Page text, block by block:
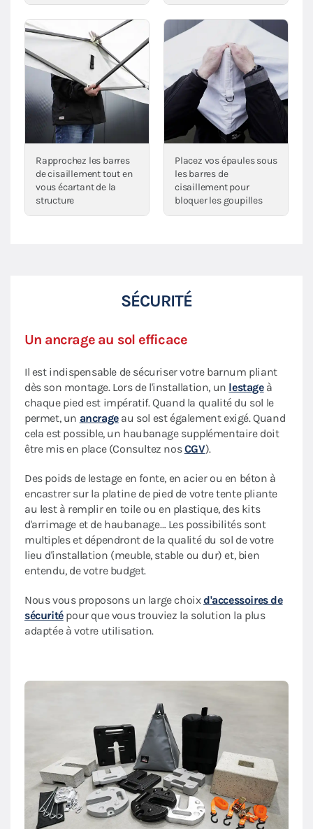
Rapprochez les barres
de cisaillement tout en
vous écartant de la
structure
Placez vos épaules sous
les barres de
cisaillement pour
bloquer les goupilles
SÉCURITÉ
Un ancrage au sol efficace
Il est indispensable de sécuriser votre barnum pliant
dès son montage. Lors de l'installation, un lestageà
chaque pied est impératif. Quand la qualité du sol le
permet, un ancrageau sol est également exigé. Quand
cela est possible, un haubanage supplémentaire doit
être mis en place (Consultez nosCGV).
Des poids de lestage en fonte, en acier ou en béton à
encastrer sur la platine de pied de votre tente pliante
au lest à remplir en toile ou en plastique, des kits
d'arrimage et de haubanage… Les possibilités sont
multiples et dépendront de la qualité du sol de votre
lieu d'installation (meuble, stable ou dur) et, bien
entendu, de votre budget.
Nous vous proposons un large choixd'accessoires de
sécuritépour que vous trouviez la solution la plus
adaptée à votre utilisation.